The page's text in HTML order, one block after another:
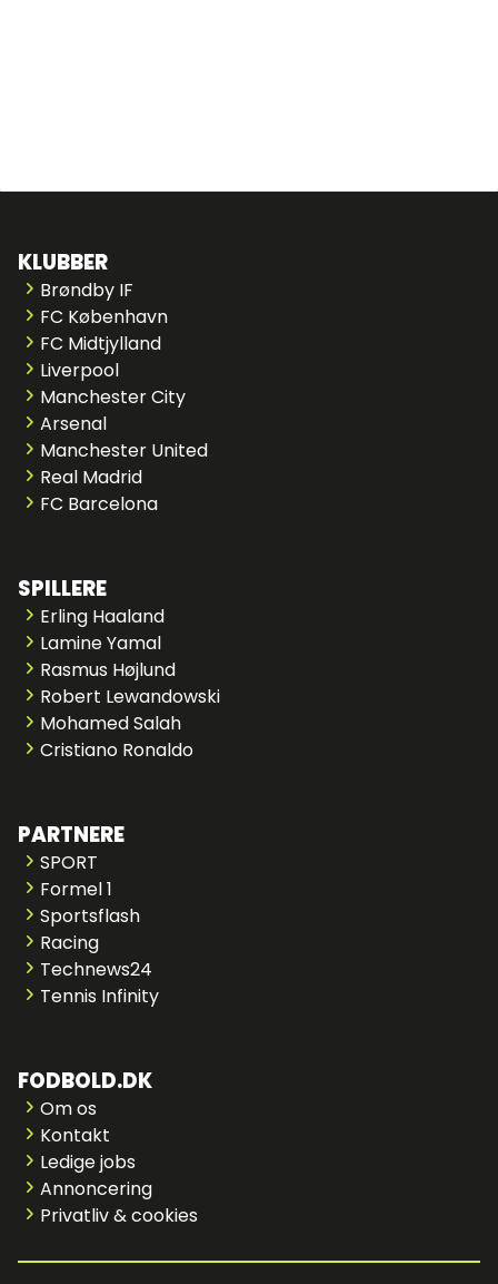
KLUBBER
Brøndby IF
FC København
FC Midtjylland
Liverpool
Manchester City
Arsenal
Manchester United
Real Madrid
FC Barcelona
SPILLERE
Erling Haaland
Lamine Yamal
Rasmus Højlund
Robert Lewandowski
Mohamed Salah
Cristiano Ronaldo
PARTNERE
SPORT
Formel 1
Sportsflash
Racing
Technews24
Tennis Infinity
FODBOLD.DK
Om os
Kontakt
Ledige jobs
Annoncering
Privatliv & cookies